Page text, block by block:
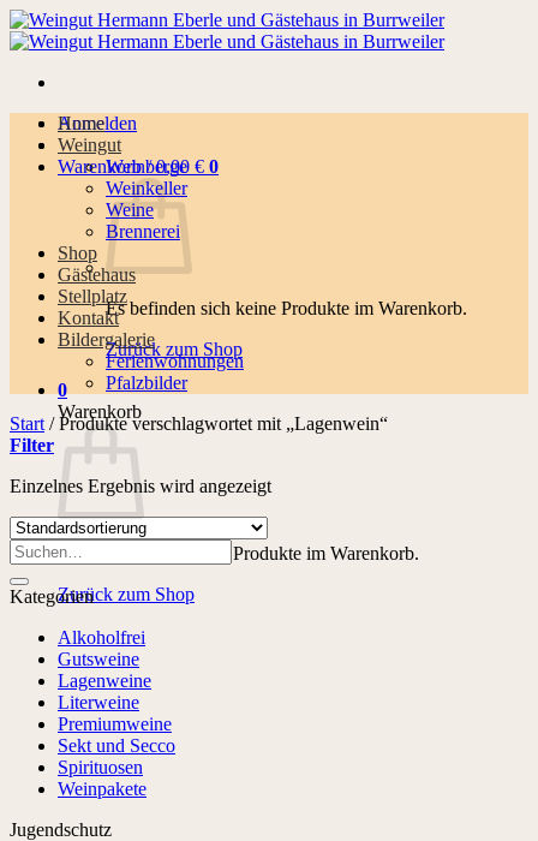
Zum
Inhalt
Anmelden
Warenkorb /0,00 € 0
Es befinden sich keine Produkte im Warenkorb.
Zurück zum Shop
0
Warenkorb
Es befinden sich keine Produkte im Warenkorb.
Zurück zum Shop
Home
Weingut
Weinberge
Weinkeller
Weine
Brennerei
Shop
Gästehaus
Stellplatz
Kontakt
Bildergalerie
Ferienwohnungen
Pfalzbilder
Start /Produkte verschlagwortet mit „Lagenwein“
Filter
Einzelnes Ergebnis wird angezeigt
Suchen
nach:
Kategorien
Alkoholfrei
Gutsweine
Lagenweine
Literweine
Premiumweine
Sekt und Secco
Spirituosen
Weinpakete
Jugendschutz